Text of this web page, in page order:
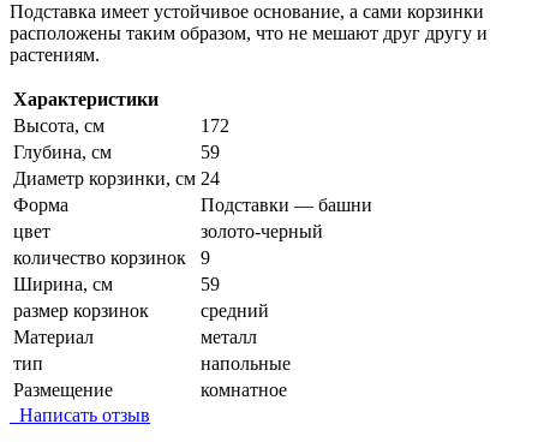
Подставка имеет устойчивое основание, а сами корзинки
расположены таким образом, что не мешают друг другу и
растениям.
Характеристики
Высота, см
172
Глубина, см
59
Диаметр корзинки, см 24
Форма
Подставки — башни
цвет
золото-черный
количество корзинок
9
Ширина, см
59
размер корзинок
средний
Материал
металл
тип
напольные
Размещение
комнатное
Написать отзыв